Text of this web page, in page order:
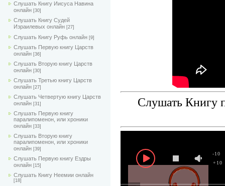
Слушать Книгу Иисуса Навина
онлайн [30]
Слушать Книгу Судей
Израилевых онлайн [27]
Слушать Книгу Руфь онлайн [9]
Слушать Первую книгу Царств
онлайн [36]
Слушать Вторую книгу Царств
онлайн [30]
Слушать Третью книгу Царств
онлайн [27]
Слушать Четвертую книгу Царств
онлайн [31]
Слушать Первую книгу
паралипоменон, или хроники
онлайн [33]
Слушать Вторую книгу
паралипоменон, или хроники
онлайн [39]
Слушать Первую книгу Ездры
онлайн [15]
Слушать Книгу Неемии онлайн
[18]
Слушать Книгу
+10
-10